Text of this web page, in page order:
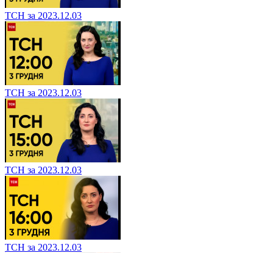
ТСН за 2023.12.03
ТСН за 2023.12.03
ТСН за 2023.12.03
ТСН за 2023.12.03